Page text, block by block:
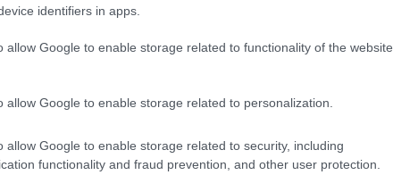
identifiers in apps.
allow Google to enable storage related to functionality of the website
allow Google to enable storage related to personalization.
allow Google to enable storage related to security, including
functionality and fraud prevention, and other user protection.
το εμπόριο πάνε«μάλλον καλά».«Η
Τύπο. ΤοΠεκίνοαπό την πλευρά του
πως επιθυμεί «θετική» έκβαση
Ουάσιγκτον.